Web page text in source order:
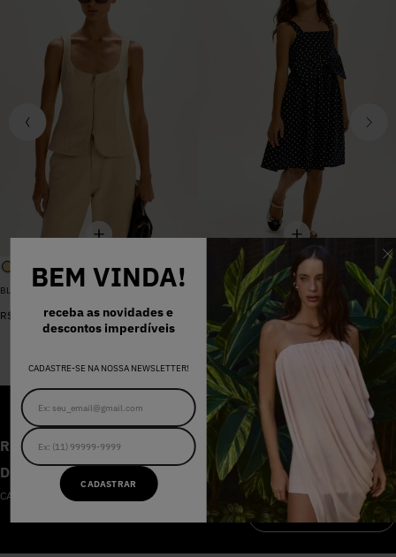
BEM VINDA!
receba as novidades e
descontos imperdíveis
CADASTRE-SE NA NOSSA NEWSLETTER!
CADASTRAR
BLUSA SARJA LARA PEROLA
R$ 00
VESTIDO MADALENA AZUL MARINHO DOT
R$ 398,00
159,20
RECEBA AS NOVIDADES E
DESCONTOS IMPERDÍVEIS
CADASTRE-SE NA NOSSA NEWSLETTER
CADASTRAR